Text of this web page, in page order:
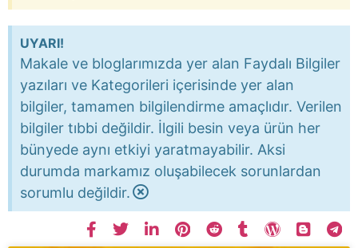
UYARI!
Makale ve bloglarımızda yer alan Faydalı Bilgiler
yazıları ve Kategorileri içerisinde yer alan
bilgiler, tamamen bilgilendirme amaçlıdır. Verilen
bilgiler tıbbi değildir. İlgili besin veya ürün her
bünyede aynı etkiyi yaratmayabilir. Aksi
durumda markamız oluşabilecek sorunlardan
sorumlu değildir.